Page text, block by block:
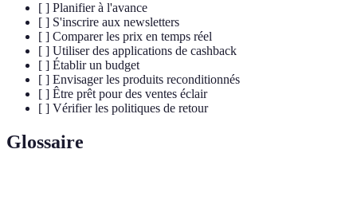
[ ] Planifier à l'avance
[ ] S'inscrire aux newsletters
[ ] Comparer les prix en temps réel
[ ] Utiliser des applications de cashback
[ ] Établir un budget
[ ] Envisager les produits reconditionnés
[ ] Être prêt pour des ventes éclair
[ ] Vérifier les politiques de retour
Glossaire